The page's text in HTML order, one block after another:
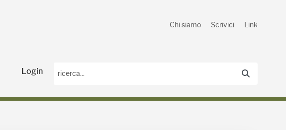
Chi siamo Scrivici Link
Login